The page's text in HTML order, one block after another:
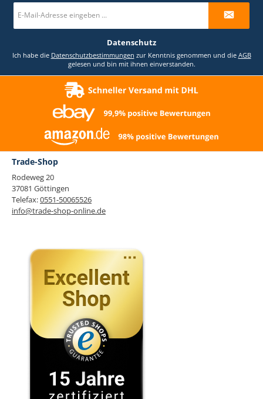
E-
Mail-
Datenschutz
Ich habe die Datenschutzbestimmungen zur Kenntnis genommen und die AGB
gelesen und bin mit ihnen einverstanden.
Trade-Shop
Rodeweg 20
37081 Göttingen
Telefax:0551-50065526
info@trade-shop-online.de